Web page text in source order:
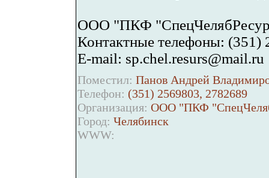
ООО "ПКФ
Контактные телефоны: (351)
E-mail: sp.chel.resurs@mail.ru
Поместил: Панов Андрей
Телефон: (351) 2569803, 2782689
Организация: ООО "ПКФ
Город: Челябинск
WWW: